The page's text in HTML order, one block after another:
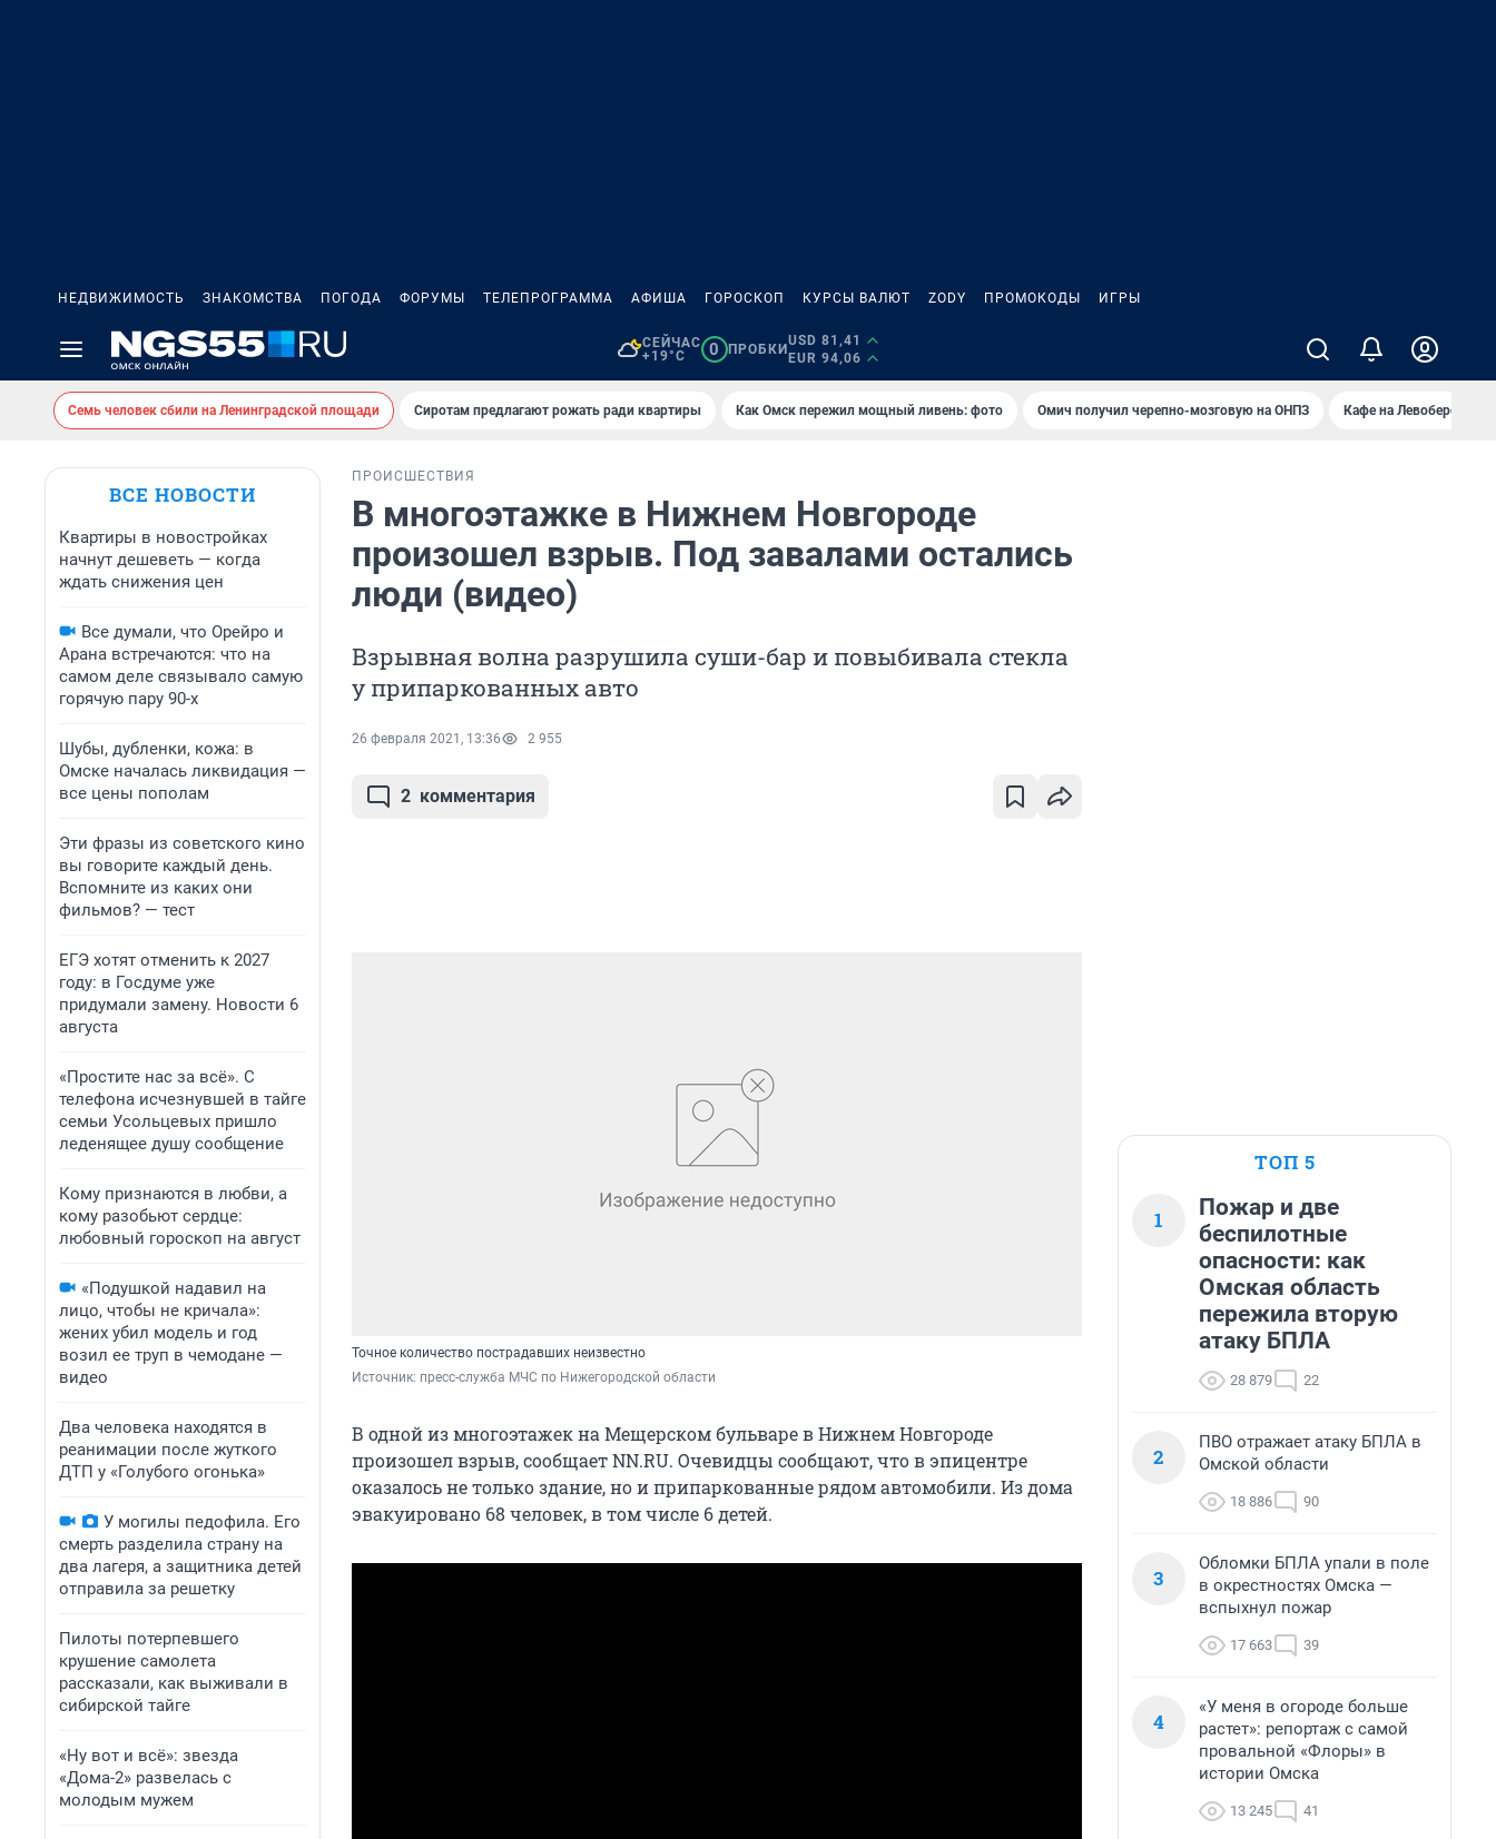
НЕДВИЖИМОСТЬ ЗНАКОМСТВА ПОГОДА ФОРУМЫ ТЕЛЕПРОГРАММА АФИША ГОРОСКОП КУРСЫ ВАЛЮТ ZODY ПРОМОКОДЫ ИГРЫ
СЕЙЧАС
+19°C
0 ПРОБКИ
USD 81,41
EUR 94,06
Семь человек сбили на Ленинградской площади Сиротам предлагают рожать ради квартиры Как Омск пережил мощный ливень: фото Омич получил черепно-мозговую на ОНПЗ Кафе на Левобережье
ВСЕ НОВОСТИ
Квартиры в новостройках
начнут дешеветь — когда
ждать снижения цен
Все думали, что Орейро и
Арана встречаются: что на
самом деле связывало самую
горячую пару 90-х
Шубы, дубленки, кожа: в
Омске началась ликвидация —
все цены пополам
Эти фразы из советского кино
вы говорите каждый день.
Вспомните из каких они
фильмов? — тест
ЕГЭ хотят отменить к 2027
году: в Госдуме уже
придумали замену. Новости 6
августа
«Простите нас за всё». С
телефона исчезнувшей в тайге
семьи Усольцевых пришло
леденящее душу сообщение
Кому признаются в любви, а
кому разобьют сердце:
любовный гороскоп на август
«Подушкой надавил на
лицо, чтобы не кричала»:
жених убил модель и год
возил ее труп в чемодане —
видео
Два человека находятся в
реанимации после жуткого
ДТП у «Голубого огонька»
У могилы педофила. Его
смерть разделила страну на
два лагеря, а защитника детей
отправила за решетку
Пилоты потерпевшего
крушение самолета
рассказали, как выживали в
сибирской тайге
«Ну вот и всё»: звезда
«Дома-2» развелась с
молодым мужем
ПРОИСШЕСТВИЯ
В многоэтажке в Нижнем Новгороде
произошел взрыв. Под завалами остались
люди (видео)
Взрывная волна разрушила суши-бар и повыбивала стекла
у припаркованных авто
26 февраля 2021, 13:36 2 955
2 комментария
Точное количество пострадавших неизвестно
Источник: пресс-служба МЧС по Нижегородской области
В одной из многоэтажек на Мещерском бульваре в Нижнем Новгороде
произошел взрыв, сообщает NN.RU. Очевидцы сообщают, что в эпицентре
оказалось не только здание, но и припаркованные рядом автомобили. Из дома
эвакуировано 68 человек, в том числе 6 детей.
ТОП 5
1
Пожар и две
беспилотные
опасности: как
Омская область
пережила вторую
атаку БПЛА
28 879 22
2
ПВО отражает атаку БПЛА в
Омской области
18 886 90
3
Обломки БПЛА упали в поле
в окрестностях Омска —
вспыхнул пожар
17 663 39
4
«У меня в огороде больше
растет»: репортаж с самой
провальной «Флоры» в
истории Омска
13 245 41